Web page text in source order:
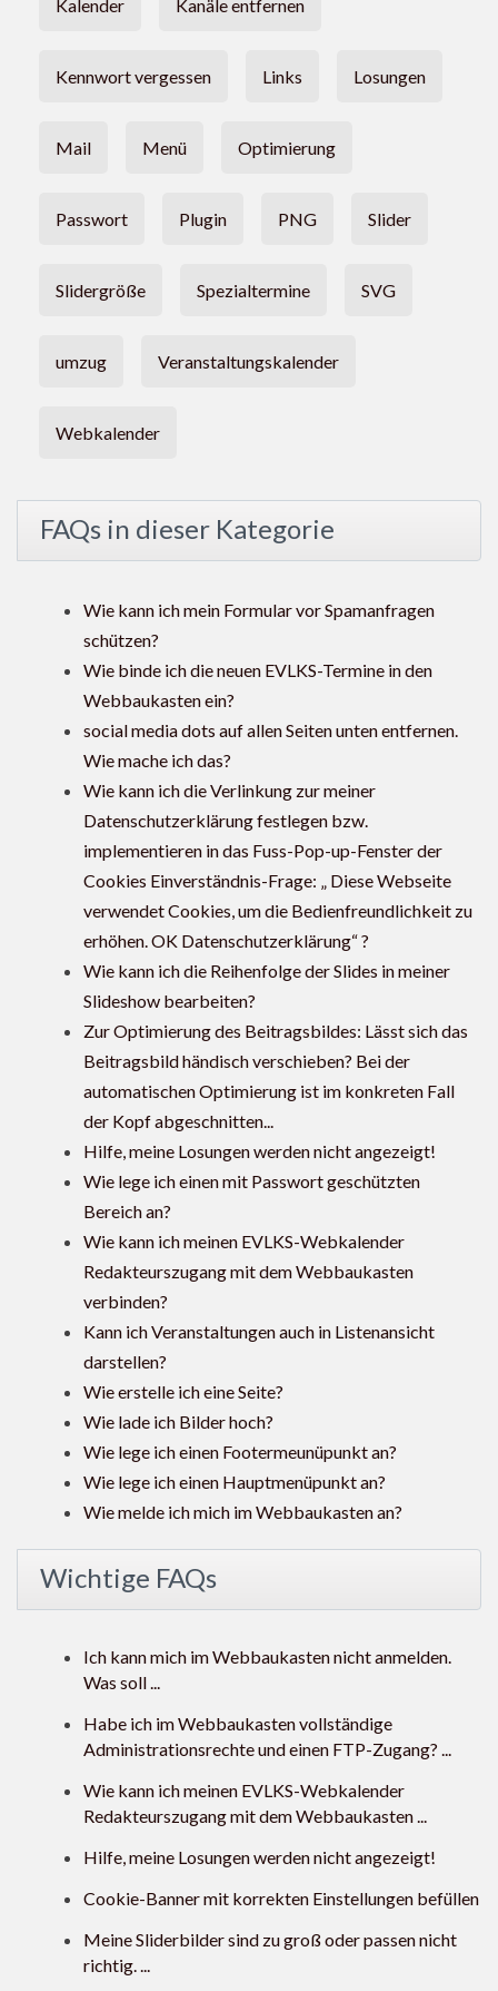
Kalender Kanäle entfernen
Kennwort vergessen Links Losungen
Mail Menü Optimierung
Passwort Plugin PNG Slider
Slidergröße Spezialtermine SVG
umzug Veranstaltungskalender
Webkalender
FAQs in dieser Kategorie
Wie kann ich mein Formular vor Spamanfragen
schützen?
Wie binde ich die neuen EVLKS-Termine in den
Webbaukasten ein?
social media dots auf allen Seiten unten entfernen.
Wie mache ich das?
Wie kann ich die Verlinkung zur meiner
Datenschutzerklärung festlegen bzw.
implementieren in das Fuss-Pop-up-Fenster der
Cookies Einverständnis-Frage: „ Diese Webseite
verwendet Cookies, um die Bedienfreundlichkeit zu
erhöhen. OK Datenschutzerklärung“ ?
Wie kann ich die Reihenfolge der Slides in meiner
Slideshow bearbeiten?
Zur Optimierung des Beitragsbildes: Lässt sich das
Beitragsbild händisch verschieben? Bei der
automatischen Optimierung ist im konkreten Fall
der Kopf abgeschnitten...
Hilfe, meine Losungen werden nicht angezeigt!
Wie lege ich einen mit Passwort geschützten
Bereich an?
Wie kann ich meinen EVLKS-Webkalender
Redakteurszugang mit dem Webbaukasten
verbinden?
Kann ich Veranstaltungen auch in Listenansicht
darstellen?
Wie erstelle ich eine Seite?
Wie lade ich Bilder hoch?
Wie lege ich einen Footermeunüpunkt an?
Wie lege ich einen Hauptmenüpunkt an?
Wie melde ich mich im Webbaukasten an?
Wichtige FAQs
Ich kann mich im Webbaukasten nicht anmelden.
Was soll ...
Habe ich im Webbaukasten vollständige
Administrationsrechte und einen FTP-Zugang? ...
Wie kann ich meinen EVLKS-Webkalender
Redakteurszugang mit dem Webbaukasten ...
Hilfe, meine Losungen werden nicht angezeigt!
Cookie-Banner mit korrekten Einstellungen befüllen
Meine Sliderbilder sind zu groß oder passen nicht
richtig. ...